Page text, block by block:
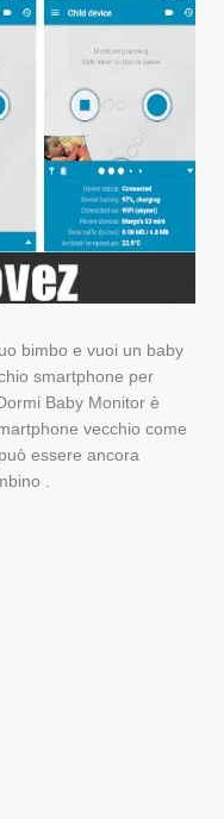
bimbo e vuoi un baby
smartphone per
Baby Monitor è
vecchio come
essere ancora
.